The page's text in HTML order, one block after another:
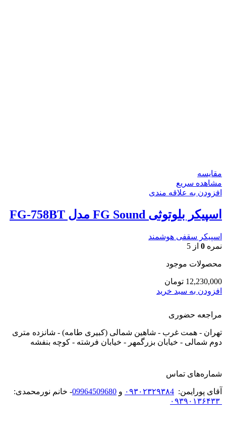
مقایسه
مشاهده سریع
افزودن به علاقه مندی
اسپیکر بلوتوثی FG Sound مدل FG-758BT
اسپیکر سقفی هوشمند
نمره 0 از 5
محصولات موجود
12,230,000 تومان
افزودن به سبد خرید
مراجعه حضوری
تهران - همت غرب - شاهین شمالی (کبیری طامه) - شانزده متری
دوم شمالی - خیابان بزرگمهر - خیابان فرشته - کوچه بنفشه
شماره‌های تماس
آقای پورایمن: ۰۹۳۰۲۳۲۹۳۸4 و 09964509680- خانم نورمحمدی: